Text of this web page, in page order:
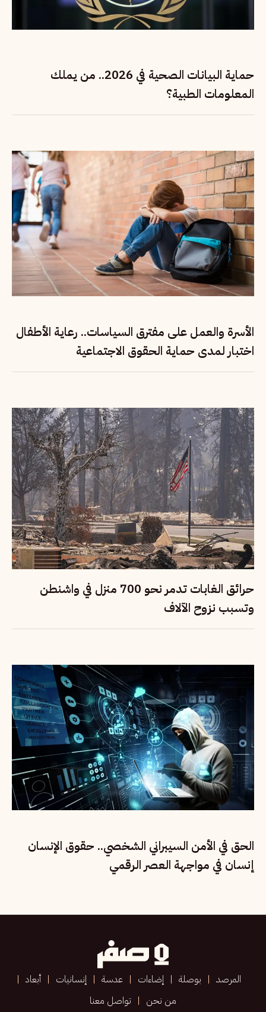
حماية البيانات الصحية في 2026.. من يملك
المعلومات الطبية؟
الأسرة والعمل على مفترق السياسات.. رعاية الأطفال
اختبار لمدى حماية الحقوق الاجتماعية
حرائق الغابات تدمر نحو 700 منزل في واشنطن
وتسبب نزوح الآلاف
الحق في الأمن السيبراني الشخصي.. حقوق الإنسان
إنسان في مواجهة العصر الرقمي
المرصد بوصلة إضاءات عدسة إنسانيات
أبعاد
من نحن
تواصل معنا